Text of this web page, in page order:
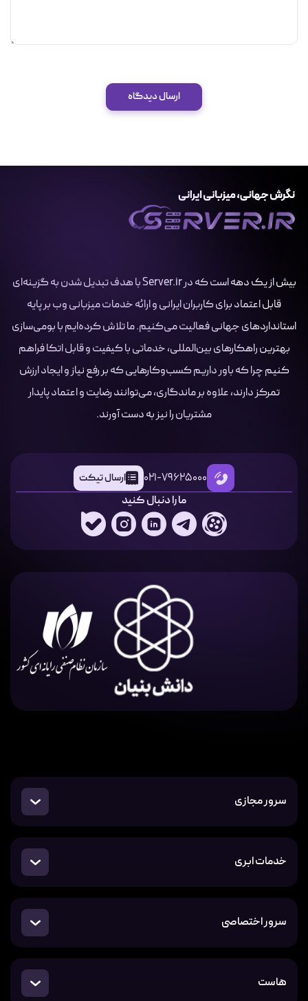
ارسال دیدگاه
بیش از یک دهه است که در Server.ir با هدف تبدیل شدن به گزینه‌ای
قابل اعتماد برای کاربران ایرانی و ارائه خدمات میزبانی وب بر پایه
استانداردهای جهانی فعالیت می‌کنیم. ما تلاش کرده‌ایم با بومی‌سازی
بهترین راهکارهای بین‌المللی، خدماتی با کیفیت و قابل اتکا فراهم
کنیم چرا که باور داریم کسب‌وکارهایی که بر رفع نیاز و ایجاد ارزش
تمرکز دارند، علاوه بر ماندگاری، می‌توانند رضایت و اعتماد پایدار
مشتریان را نیز به دست آورند.
021-79625000 ارسال تیکت
ما را دنبال کنید
سرور مجازی
خدمات ابری
سرور اختصاصی
هاست